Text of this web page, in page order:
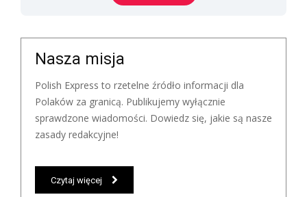
Nasza misja
Polish Express to rzetelne źródło informacji dla
Polaków za granicą. Publikujemy wyłącznie
sprawdzone wiadomości. Dowiedz się, jakie są nasze
zasady redakcyjne!
Czytaj więcej